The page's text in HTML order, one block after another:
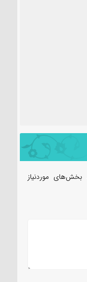
بخش‌های موردنیاز